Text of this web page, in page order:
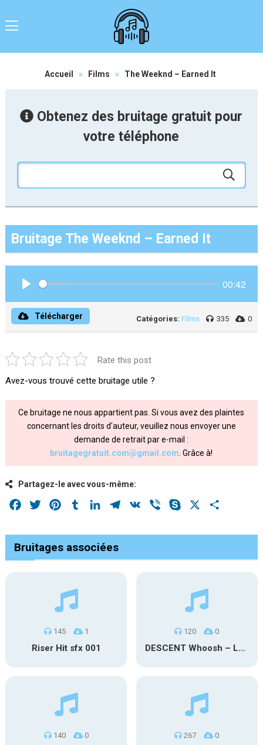
Accueil » Films » The Weeknd – Earned It
Obtenez des bruitage gratuit pour
votre téléphone
Bruitage The Weeknd – Earned It
00:42
Télécharger Catégories: Films 335 0
Rate this post
Avez-vous trouvé cette bruitage utile ?
Ce bruitage ne nous appartient pas. Si vous avez des plaintes
concernant les droits d'auteur, veuillez nous envoyer une
demande de retrait par e-mail :
bruitagegratuit.com@gmail.com . Grâce à!
Partagez-le avec vous-même:
Facebook
Twitter PinterestTumblrLinkedInTelegram
VK Viber Skype
Bruitages associées
145 1
Riser Hit sfx 001
120 0
DESCENT Whoosh – Long
140 0 267 0